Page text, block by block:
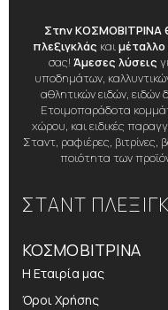
Στην ΚΟΣΜΟΒΙΤΡΙΝΑ
πλεξιγκλάς καιμέταλλο
σας! Άμεσες λύσεις
υποδημάτων,
αθλητικών ειδών,
Ετοιμοπαράδοτα
χώρου, και ειδικές
Σταντ, ραφιέρες, βιτρίνες,
ποιότητα των
ΣΤΑΝΤ
ΚΟΣΜΟΒΙΤΡΙΝΑ
Η Εταιρία μας
Όροι Χρήσης